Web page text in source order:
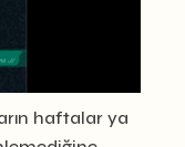
haftalar ya